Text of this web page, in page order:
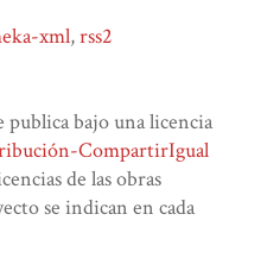
xml,rss2
publica bajo una licencia
CompartirIgual
de las obras
se indican en cada